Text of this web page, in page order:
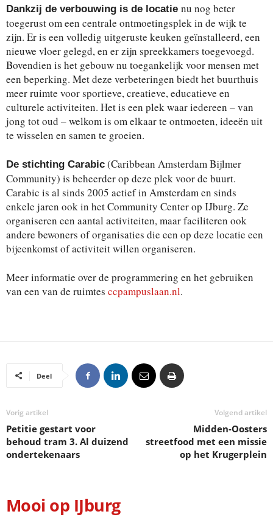
Dankzij de verbouwing is de locatie nu nog beter
toegerust om een centrale ontmoetingsplek in de wijk te
zijn. Er is een volledig uitgeruste keuken geïnstalleerd, een
nieuwe vloer gelegd, en er zijn spreekkamers toegevoegd.
Bovendien is het gebouw nu toegankelijk voor mensen met
een beperking. Met deze verbeteringen biedt het buurthuis
meer ruimte voor sportieve, creatieve, educatieve en
culturele activiteiten. Het is een plek waar iedereen – van
jong tot oud – welkom is om elkaar te ontmoeten, ideeën uit
te wisselen en samen te groeien.
De stichting Carabic (Caribbean Amsterdam Bijlmer
Community) is beheerder op deze plek voor de buurt.
Carabic is al sinds 2005 actief in Amsterdam en sinds
enkele jaren ook in het Community Center op IJburg. Ze
organiseren een aantal activiteiten, maar faciliteren ook
andere bewoners of organisaties die een op deze locatie een
bijeenkomst of activiteit willen organiseren.
Meer informatie over de programmering en het gebruiken
van een van de ruimtes ccpampuslaan.nl.
Deel
Vorig artikel
Petitie gestart voor
behoud tram 3. Al duizend
ondertekenaars
Volgend artikel
Midden-Oosters
streetfood met een missie
op het Krugerplein
Mooi op IJburg